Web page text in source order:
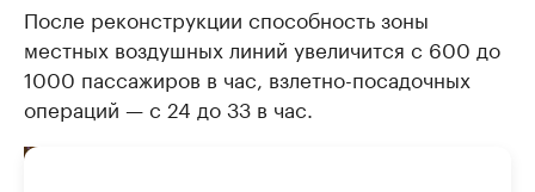
После реконструкции способность зоны
местных воздушных линий увеличится с 600 до
1000 пассажиров в час, взлетно-посадочных
операций — с 24 до 33 в час.